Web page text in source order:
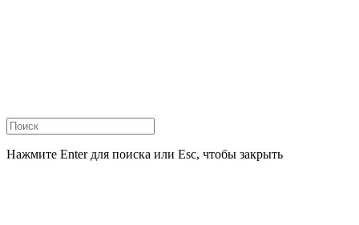
Нажмите Enter для поиска или Esc, чтобы закрыть